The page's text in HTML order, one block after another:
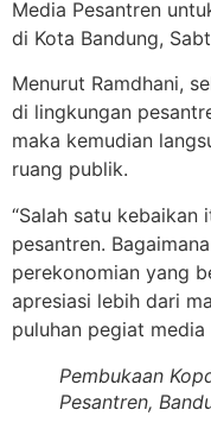
Media Pesantren
di Kota Bandung,
Menurut Ramdhani,
di lingkungan
maka kemudian
ruang publik.
“Salah satu
pesantren.
perekonomian yang
apresiasi lebih dari
puluhan pegiat
Pembukaan
Pesantren,